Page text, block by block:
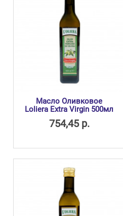
Масло Оливковое
Loliera Extra Virgin 500мл
754,45 р.